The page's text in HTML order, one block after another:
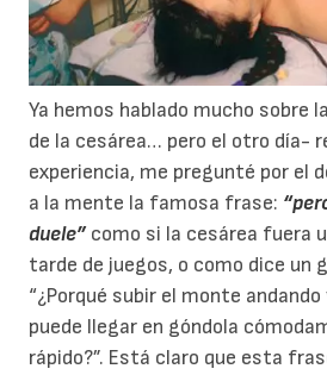
Ya hemos hablado mucho sobre
de la cesárea… pero el otro día-
experiencia, me pregunté por el
a la mente la famosa frase:
duele”como si la cesárea fuera
tarde de juegos, o como dice un
“¿Porqué subir el monte
puede llegar en góndola
rápido?”. Está claro que esta